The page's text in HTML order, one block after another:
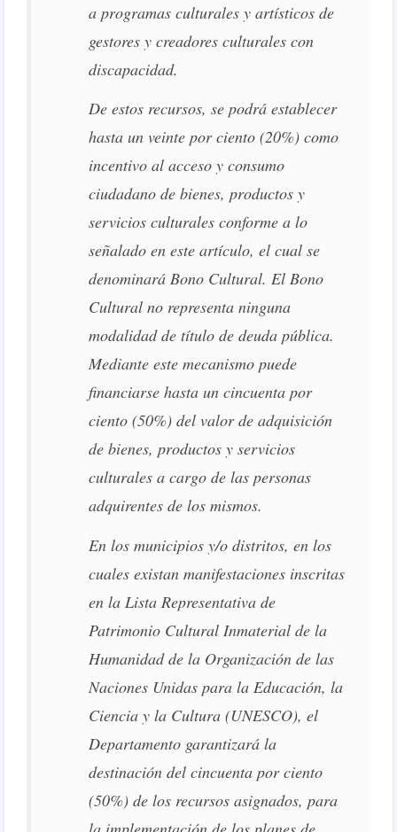
a programas culturales y artísticos de
gestores y creadores culturales con
discapacidad.
De estos recursos, se podrá establecer
hasta un veinte por ciento (20%) como
incentivo al acceso y consumo
ciudadano de bienes, productos y
servicios culturales conforme a lo
señalado en este artículo, el cual se
denominará Bono Cultural. El Bono
Cultural no representa ninguna
modalidad de título de deuda pública.
Mediante este mecanismo puede
financiarse hasta un cincuenta por
ciento (50%) del valor de adquisición
de bienes, productos y servicios
culturales a cargo de las personas
adquirentes de los mismos.
En los municipios y/o distritos, en los
cuales existan manifestaciones inscritas
en la Lista Representativa de
Patrimonio Cultural Inmaterial de la
Humanidad de la Organización de las
Naciones Unidas para la Educación, la
Ciencia y la Cultura (UNESCO), el
Departamento garantizará la
destinación del cincuenta por ciento
(50%) de los recursos asignados, para